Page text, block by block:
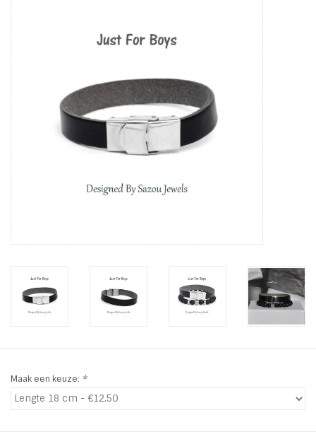
Zonnebrillen
Ohlala Jewels
LIFESTYLE PRODUCTEN
SALE
Maak een keuze: *